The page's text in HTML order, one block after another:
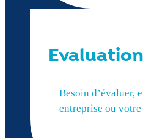
Evaluation
Besoin d’évaluer,
entreprise ou votre